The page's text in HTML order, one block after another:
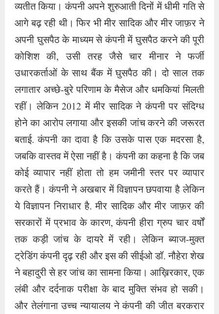
व्यतीत किया। कंपनी अपने शुरुआती दिनों में धीमी गति से
आगे बढ़ रही थी। फिर भी मीर सादिक और मीर जाफ़र ने
अपनी घुसपैठ के माध्यम से कंपनी में घुसपैठ करने की पूरी
कोशिश की, उसी तरह जैसे चार मीनार ने फर्जी
उधारकर्ताओं के साथ बैंक में घुसपैठ की। दो साल तक
लगातार अच्छे-बुरे परिणाम के मैसेज और धमकियां मिलती
रहीं। लेकिन 2012 में मीर सादिक ने कंपनी पर संदिग्ध
होने का आरोप लगाया और इसकी जांच करने की जरूरत
बताई. कंपनी का दावा है कि उसके पास एक मदरसा है,
जबकि वास्तव में ऐसा नहीं है। कंपनी का कहना है कि जब
कोई व्यापार नहीं होता तो हम जमीनी स्तर पर व्यापार
करते हैं। कंपनी ने अखबार में विज्ञापन छपवाया है लेकिन
ये विज्ञापन निराधार है. मीर सादिक और मीर जाफ़र की
सरकारों में प्रभाव के कारण, कंपनी हीरा ग्रुप चार वर्षों
तक कड़ी जांच के दायरे में रही। लेकिन ब्याज-मुक्त
ट्रेडिंग कंपनी दृढ़ रही और इस की सीईओ डॉ. नौहेरा शेख
ने बहादुरी से हर जांच का सामना किया। आख़िरकार, एक
लंबी और दर्दनाक परीक्षा के बाद मुक्ति संभव हो सकी।
और तेलंगाना उच्च न्यायालय ने कंपनी की जीत बरकरार